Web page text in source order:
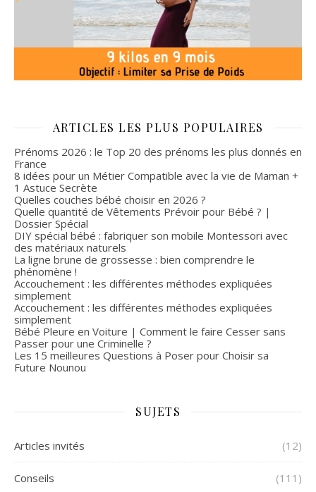
ARTICLES LES PLUS POPULAIRES
Prénoms 2026 : le Top 20 des prénoms les plus donnés en
France
8 idées pour un Métier Compatible avec la vie de Maman +
1 Astuce Secrète
Quelles couches bébé choisir en 2026 ?
Quelle quantité de Vêtements Prévoir pour Bébé ? |
Dossier Spécial
DIY spécial bébé : fabriquer son mobile Montessori avec
des matériaux naturels
La ligne brune de grossesse : bien comprendre le
phénomène !
Accouchement : les différentes méthodes expliquées
simplement
Accouchement : les différentes méthodes expliquées
simplement
Bébé Pleure en Voiture | Comment le faire Cesser sans
Passer pour une Criminelle ?
Les 15 meilleures Questions à Poser pour Choisir sa
Future Nounou
SUJETS
Articles invités (12)
Conseils (111)